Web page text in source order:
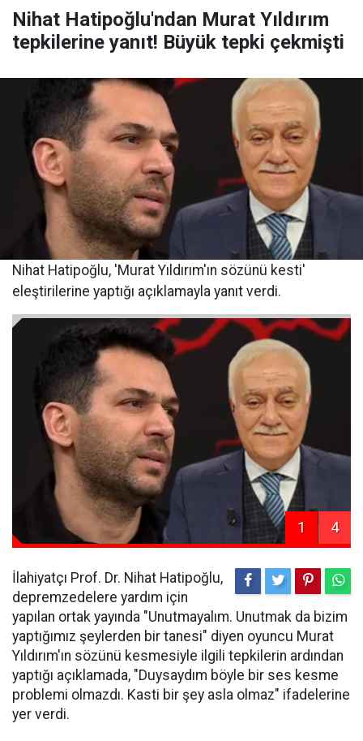
Nihat Hatipoğlu'ndan Murat Yıldırım
tepkilerine yanıt! Büyük tepki çekmişti
Nihat Hatipoğlu, 'Murat Yıldırım'ın sözünü kesti'
eleştirilerine yaptığı açıklamayla yanıt verdi.
1 4
İlahiyatçı Prof. Dr. Nihat Hatipoğlu,
depremzedelere yardım için
yapılan ortak yayında "Unutmayalım. Unutmak da bizim
yaptığımız şeylerden bir tanesi" diyen oyuncu Murat
Yıldırım'ın sözünü kesmesiyle ilgili tepkilerin ardından
yaptığı açıklamada, "Duysaydım böyle bir ses kesme
problemi olmazdı. Kasti bir şey asla olmaz" ifadelerine
yer verdi.